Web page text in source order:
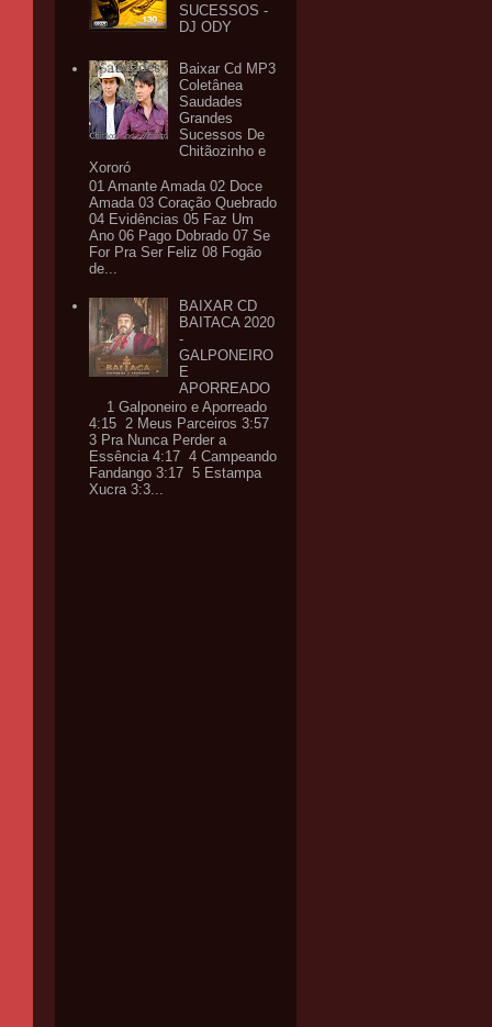
SUCESSOS -
DJ ODY
Baixar Cd MP3
Coletânea
Saudades
Grandes
Sucessos De
Chitãozinho e
Xororó
01 Amante Amada 02 Doce
Amada 03 Coração Quebrado
04 Evidências 05 Faz Um
Ano 06 Pago Dobrado 07 Se
For Pra Ser Feliz 08 Fogão
de...
BAIXAR CD
BAITACA 2020
-
GALPONEIRO
E
APORREADO
1 Galponeiro e Aporreado
4:15 2 Meus Parceiros 3:57
3 Pra Nunca Perder a
Essência 4:17 4 Campeando
Fandango 3:17 5 Estampa
Xucra 3:3...